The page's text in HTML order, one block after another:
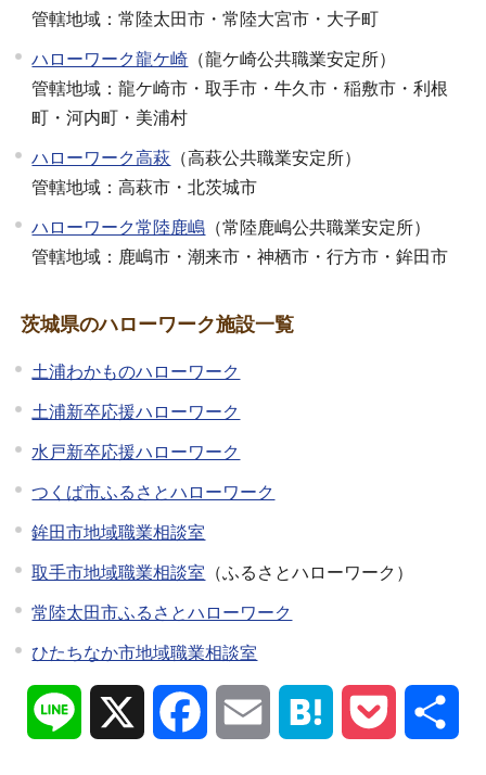
管轄地域：常陸太田市・常陸大宮市・大子町
ハローワーク龍ケ崎 （龍ケ崎公共職業安定所）
管轄地域：龍ケ崎市・取手市・牛久市・稲敷市・利根
町・河内町・美浦村
ハローワーク高萩 （高萩公共職業安定所）
管轄地域：高萩市・北茨城市
ハローワーク常陸鹿嶋 （常陸鹿嶋公共職業安定所）
管轄地域：鹿嶋市・潮来市・神栖市・行方市・鉾田市
茨城県のハローワーク施設一覧
土浦わかものハローワーク
土浦新卒応援ハローワーク
水戸新卒応援ハローワーク
つくば市ふるさとハローワーク
鉾田市地域職業相談室
取手市地域職業相談室 （ふるさとハローワーク）
常陸太田市ふるさとハローワーク
ひたちなか市地域職業相談室
Line Facebook Email Hatena Pocket